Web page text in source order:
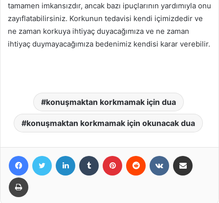
tamamen imkansızdır, ancak bazı ipuçlarının yardımıyla onu
zayıflatabilirsiniz. Korkunun tedavisi kendi içimizdedir ve
ne zaman korkuya ihtiyaç duyacağımıza ve ne zaman
ihtiyaç duymayacağımıza bedenimiz kendisi karar verebilir.
konuşmaktan korkmamak için dua
konuşmaktan korkmamak için okunacak dua
Facebook LinkedIn Tumblr Pinterest Reddit VKontakte
Yazdır